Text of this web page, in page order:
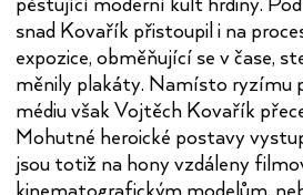
snad Kovařík přistoupil i na
expozice, obměňující se v čase,
měnily plakáty. Namísto ryzímu
médiu však Vojtěch Kovařík
Mohutné heroické postavy
jsou totiž na hony vzdáleny